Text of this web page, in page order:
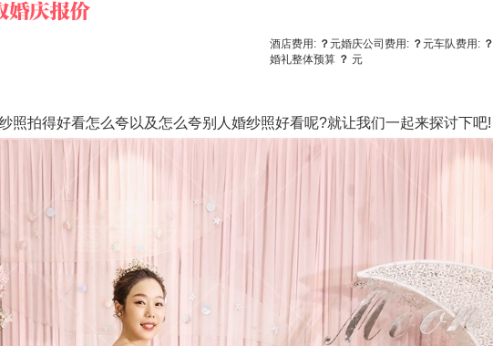
酒店费用: ？元婚庆公司费用: ？元车队费用: ？
婚礼整体预算 ？ 元
拍得好看怎么夸以及怎么夸别人婚纱照好看呢?就让我们一起来探讨下吧!